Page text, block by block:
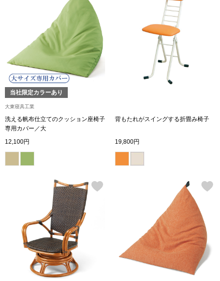
その他
シューズ
スリップオン
パンプス
サンダル
その他
財布／小物
当社限定カラーあり
大東寝具工業
洗える帆布仕立てのクッション座椅子
専用カバー／大
12,100円
背もたれがスイングする折畳み椅子
19,800円